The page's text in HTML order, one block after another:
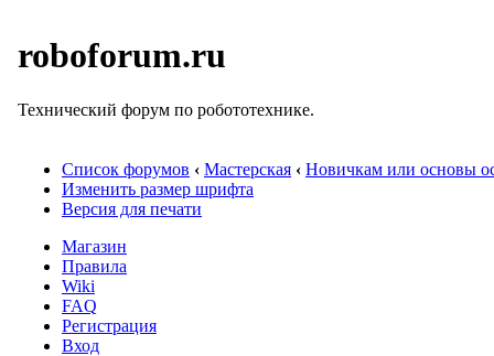
roboforum.ru
Технический форум по робототехнике.
Список форумов ‹ Мастерская ‹ Новичкам или основы
Изменить размер шрифта
Версия для печати
Магазин
Правила
Wiki
FAQ
Регистрация
Вход